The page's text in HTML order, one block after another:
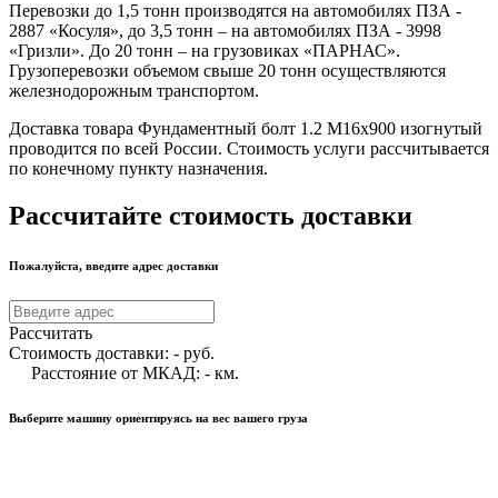
Перевозки до 1,5 тонн производятся на автомобилях ПЗА -
2887 «Косуля», до 3,5 тонн – на автомобилях ПЗА - 3998
«Гризли». До 20 тонн – на грузовиках «ПАРНАС».
Грузоперевозки объемом свыше 20 тонн осуществляются
железнодорожным транспортом.
Доставка товара Фундаментный болт 1.2 М16х900 изогнутый
проводится по всей России. Стоимость услуги рассчитывается
по конечному пункту назначения.
Рассчитайте стоимость доставки
Пожалуйста, введите адрес доставки
Рассчитать
Стоимость доставки: - руб.
Расстояние от МКАД: - км.
Выберите машину ориентируясь на вес вашего груза